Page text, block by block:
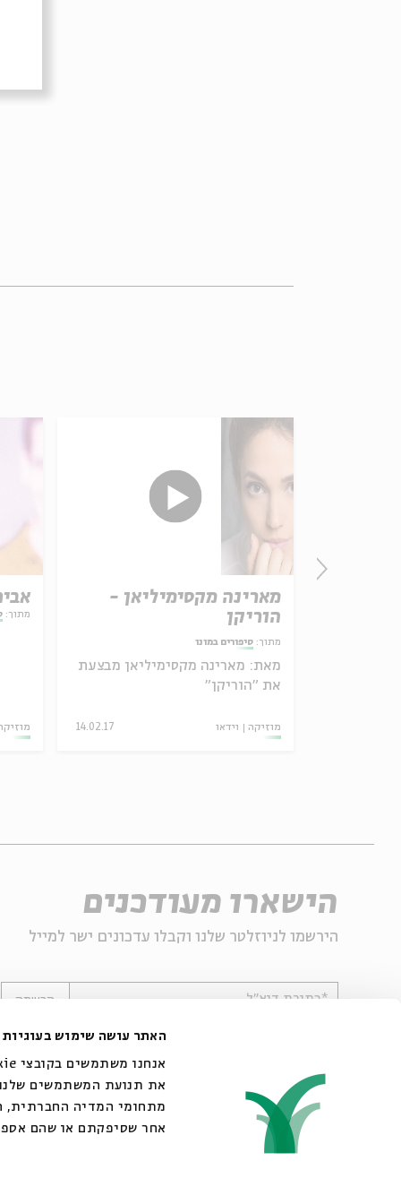
האתר עושה שימוש בעוגיות
את תנועת המשתמשים
מתחומי המדיה החברתית,
אחר שסיפקתם או שהם
מתוך:
מארינה מקסימיליאן -
הוריקן
מתוך: סיפורים במונו
מאת: מארינה מקסימיליאן מבצעת
את "הוריקן"
מוזיקה וידאו 14.02.17
הישארו מעודכנים
הירשמו לניוזלטר שלנו וקבלו עדכונים ישר למייל
*כתובת דוא"ל הרשמה